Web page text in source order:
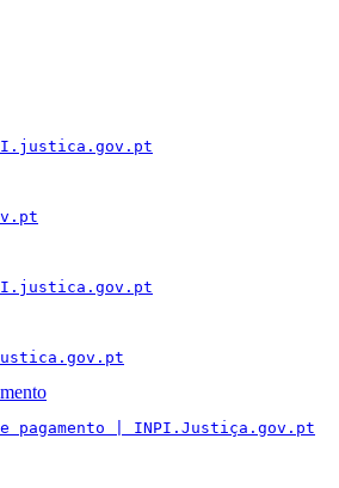
pagamento | INPI.Justiça.gov.pt